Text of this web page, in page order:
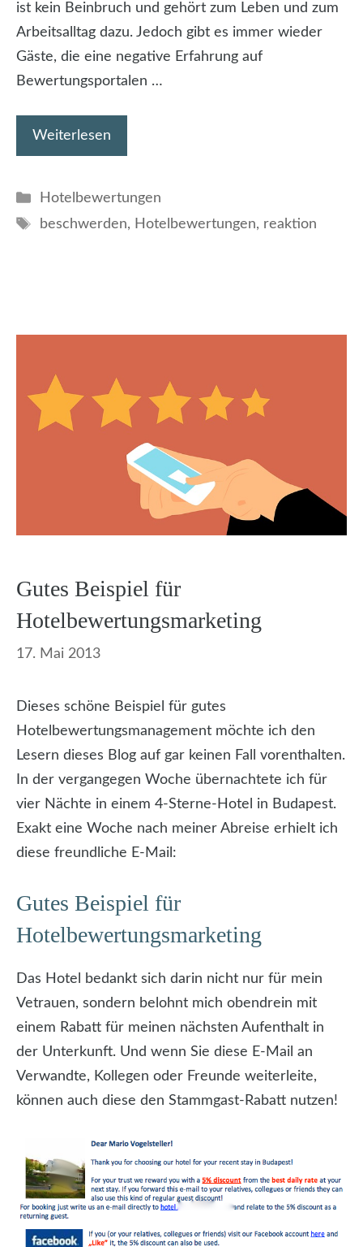
ist kein Beinbruch und gehört zum Leben und zum
Arbeitsalltag dazu. Jedoch gibt es immer wieder
Gäste, die eine negative Erfahrung auf
Bewertungsportalen …
Weiterlesen
Kategorien
Hotelbewertungen
Schlagwörter
beschwerden, Hotelbewertungen, reaktion
Gutes Beispiel für
Hotelbewertungsmarketing
17. Mai 2013
Dieses schöne Beispiel für gutes
Hotelbewertungsmanagement möchte ich den
Lesern dieses Blog auf gar keinen Fall vorenthalten.
In der vergangegen Woche übernachtete ich für
vier Nächte in einem 4-Sterne-Hotel in Budapest.
Exakt eine Woche nach meiner Abreise erhielt ich
diese freundliche E-Mail:
Gutes Beispiel für
Hotelbewertungsmarketing
Das Hotel bedankt sich darin nicht nur für mein
Vetrauen, sondern belohnt mich obendrein mit
einem Rabatt für meinen nächsten Aufenthalt in
der Unterkunft. Und wenn Sie diese E-Mail an
Verwandte, Kollegen oder Freunde weiterleite,
können auch diese den Stammgast-Rabatt nutzen!